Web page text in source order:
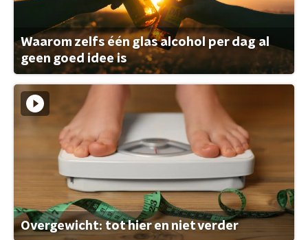
Waarom zelfs één glas alcohol per dag al
geen goed idee is
Overgewicht: tot hier en niet verder